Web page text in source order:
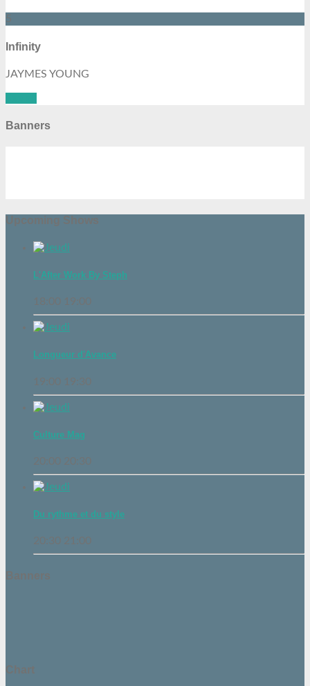
5
Infinity
JAYMES YOUNG
Banners
Upcoming Shows
L'After Work By Steph
18:00 19:00
Longueur d'Avance
19:00 19:30
Culture Mag
20:00 20:30
Du rythme et du style
20:30 21:00
Banners
Chart